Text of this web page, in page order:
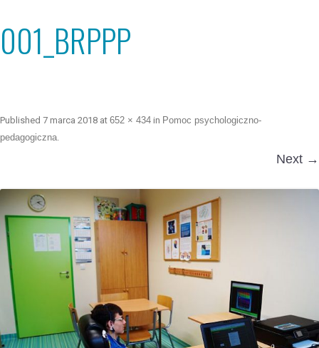
001_BRPPP
Published 7 marca 2018 at 652 × 434 in Pomoc psychologiczno-
pedagogiczna.
Next →